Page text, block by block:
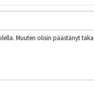
Muuten olisin päästänyt